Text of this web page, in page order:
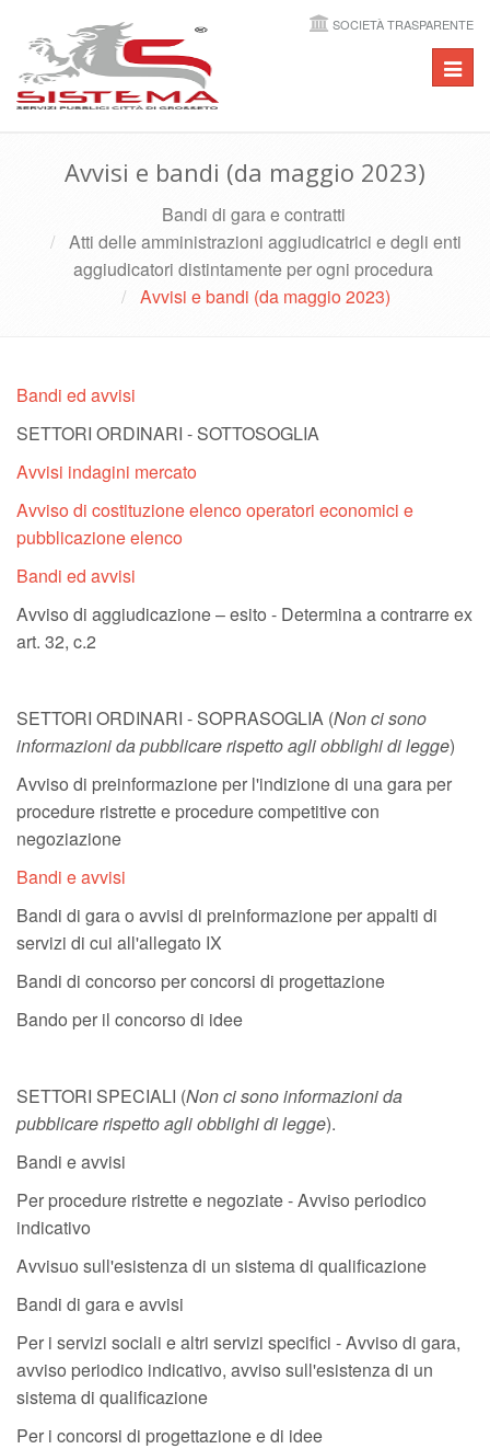
SOCIETÀ TRASPARENTE
Avvisi e bandi (da maggio 2023)
Bandi di gara e contratti
Atti delle amministrazioni aggiudicatrici e degli enti
aggiudicatori distintamente per ogni procedura
Avvisi e bandi (da maggio 2023)
Bandi ed avvisi
SETTORI ORDINARI - SOTTOSOGLIA
Avvisi indagini mercato
Avviso di costituzione elenco operatori economici e
pubblicazione elenco
Bandi ed avvisi
Avviso di aggiudicazione – esito - Determina a contrarre ex
art. 32, c.2
SETTORI ORDINARI - SOPRASOGLIA (Non ci sono
informazioni da pubblicare rispetto agli obblighi di legge)
Avviso di preinformazione per l'indizione di una gara per
procedure ristrette e procedure competitive con
negoziazione
Bandi e avvisi
Bandi di gara o avvisi di preinformazione per appalti di
servizi di cui all'allegato IX
Bandi di concorso per concorsi di progettazione
Bando per il concorso di idee
SETTORI SPECIALI (Non ci sono informazioni da
pubblicare rispetto agli obblighi di legge).
Bandi e avvisi
Per procedure ristrette e negoziate - Avviso periodico
indicativo
Avvisuo sull'esistenza di un sistema di qualificazione
Bandi di gara e avvisi
Per i servizi sociali e altri servizi specifici - Avviso di gara,
avviso periodico indicativo, avviso sull'esistenza di un
sistema di qualificazione
Per i concorsi di progettazione e di idee